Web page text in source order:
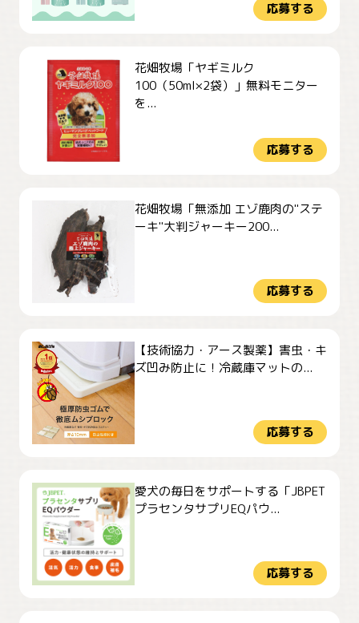
応募する
花畑牧場「ヤギミルク
100（50ml×2袋）」無料モニター
を...
応募する
花畑牧場「無添加 エゾ鹿肉の"ステ
ーキ"大判ジャーキー200...
応募する
【技術協力・アース製薬】害虫・キ
ズ凹み防止に！冷蔵庫マットの...
応募する
愛犬の毎日をサポートする「JBPET
プラセンタサプリEQパウ...
応募する